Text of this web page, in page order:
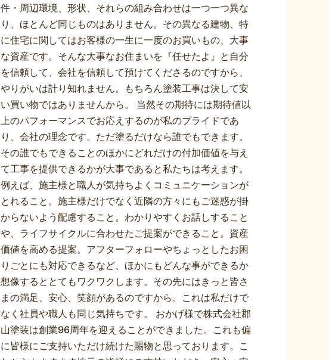
件・周辺環境、形状、それらの組み合わせは一つ一つ異な
り、ほとんど同じものはありません。その異なる建物、特
に住宅に関してはお客様の一生に一度のお買いもの、大事
な資産です。そんな大事なお住まいを『任せたよ』と自分
を信頼して、会社を信頼して預けてくださるのですから、
やりがいは計り知れません。もちろん塗装工事は決して安
い買い物ではありませんから。 当然その期待には期待値以
上のパフォーマンスでお応えするのが私のプライドであ
り、会社の理念です。ただ塗るだけなら誰でもできます。
その誰でもできることのほかにどれだけの付加価値を与え
て工事を提供できるかが大事であると私たちは考えます。
例えば、施主様と職人が気持ちよくコミュニケーションが
とれること。施主様だけでなく近隣の方々にもご迷惑が掛
からないよう配慮すること。わかりやすくお話しすること
や、ライフサイクルに合わせたご提案ができること。資産
価値を高める提案。アフターフォローやちょっとしたお困
りごとにも対応できるなど、ほかにもどんな事ができるか
想像するととてもワクワクします。その先にはきっと皆さ
まの満足、安心、笑顔があるのですから。これは私だけで
なく社員や職人も同じ気持ちです。 おかげ様で株式会社郡
山塗装は創業96周年を迎えることができました。これも偏
に皆様にご支持いただけ続けた賜物と思っております。こ